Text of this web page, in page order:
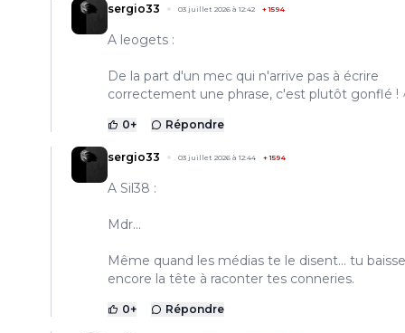
sergio33 03 juillet 2026 à 12:42 +1594
A leogets :
De la part d'un mec qui n'arrive pas à écrire
correctement une phrase, c'est plutôt gonflé !
0+ Répondre
sergio33 03 juillet 2026 à 12:44 +1594
A Sil38 :
Mdr...
Même quand les médias te le disent... tu
encore la tête à raconter tes conneries.
0+ Répondre